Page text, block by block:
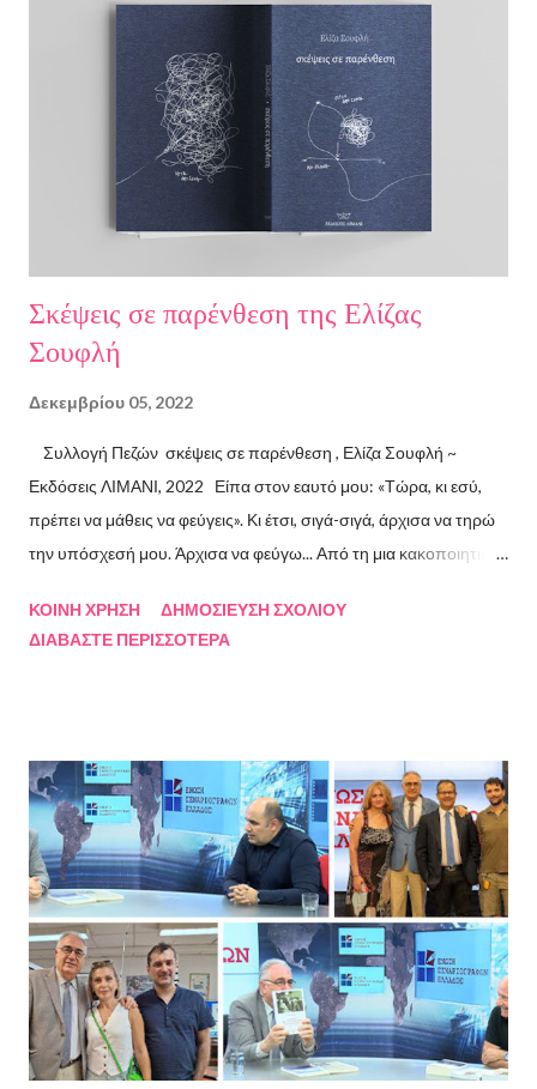
Σκέψεις σε παρένθεση της Ελίζας
Σουφλή
Δεκεμβρίου 05, 2022
Συλλογή Πεζών σκέψεις σε παρένθεση , Ελίζα Σουφλή ~
Εκδόσεις ΛΙΜΑΝΙ, 2022 Είπα στον εαυτό μου: «Τώρα, κι εσύ,
πρέπει να μάθεις να φεύγεις». Κι έτσι, σιγά-σιγά, άρχισα να τηρώ
την υπόσχεσή μου. Άρχισα να φεύγω... Από τη μια κακοποιητική
συμβάσεις ασύμβατες με το εγώ μου, από ταμπέλες που
Σχετικά με την συγγραφέα Η Ελίζα Σουφλή γεννήθηκε το 1989 και
μεγάλωσε στον Πειραιά. Αποφοίτησε από το Τμήμα Νομικής του
Αριστοτελείου Πανεπιστημίου Θεσσαλονίκης. Έχει κάνει επίσης
σπουδές στη μουσική, την ιστορία της τέχνης και τη φιλολογία
στην Ελλάδα και το εξωτερικό. Από το 2008 ασχολείται με την
πολιτιστική δημοσιογραφία και διατηρεί τον πολιτιστικό ιστότοπο
ART.harbour. Έζησε κα...
ΚΟΙΝΉ ΧΡΉΣΗ
ΔΗΜΟΣΊΕΥΣΗ ΣΧΟΛΊΟΥ
ΔΙΑΒΆΣΤΕ ΠΕΡΙΣΣΌΤΕΡΑ